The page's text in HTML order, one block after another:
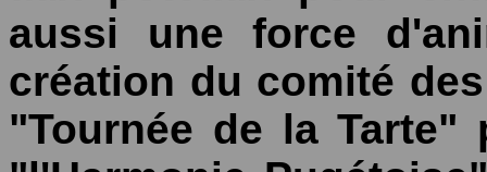
aussi une force
création du comité
"Tournée de la Tarte"